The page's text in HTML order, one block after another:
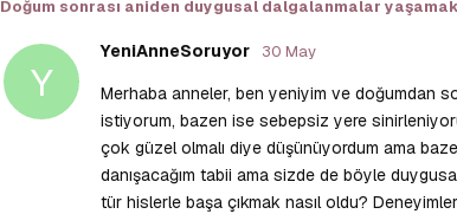
Doğum sonrası aniden duygusal dalgalanmalar
Y
YeniAnneSoruyor 30 May
Merhaba anneler, ben yeniyim ve doğumdan
istiyorum, bazen ise sebepsiz yere
çok güzel olmalı diye düşünüyordum ama
danışacağım tabii ama sizde de böyle
tür hislerle başa çıkmak nasıl oldu?